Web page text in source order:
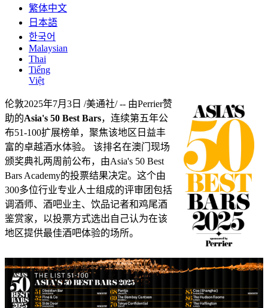
繁体中文
日本語
한국어
Malaysian
Thai
Tiếng
Việt
伦敦2025年7月3日 /美通社/ -- 由Perrier赞
助的Asia's 50 Best Bars，连续第五年公
布51-100扩展榜单，聚焦该地区日益丰
富的卓越酒水体验。 该排名在澳门现场
颁奖典礼两周前公布，由Asia's 50 Best
Bars Academy的投票结果决定。这个由
300多位行业专业人士组成的评审团包括
调酒师、酒吧业主、饮品记者和鸡尾酒
鉴赏家，以投票方式选出自己认为在该
地区提供最佳酒吧体验的场所。